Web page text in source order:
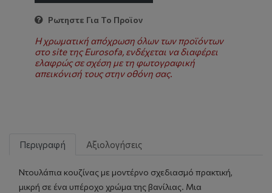
Ρωτηστε Για Το Προϊον
Η χρωματική απόχρωση όλων των προϊόντων
στο site της Eurosofa, ενδέχεται να διαφέρει
ελαφρώς σε σχέση με τη φωτογραφική
απεικόνισή τους στην οθόνη σας.
Περιγραφή Αξιολογήσεις
Ντουλάπια κουζίνας με μοντέρνο σχεδιασμό πρακτική,
μικρή σε ένα υπέροχο χρώμα της βανίλιας. Μια